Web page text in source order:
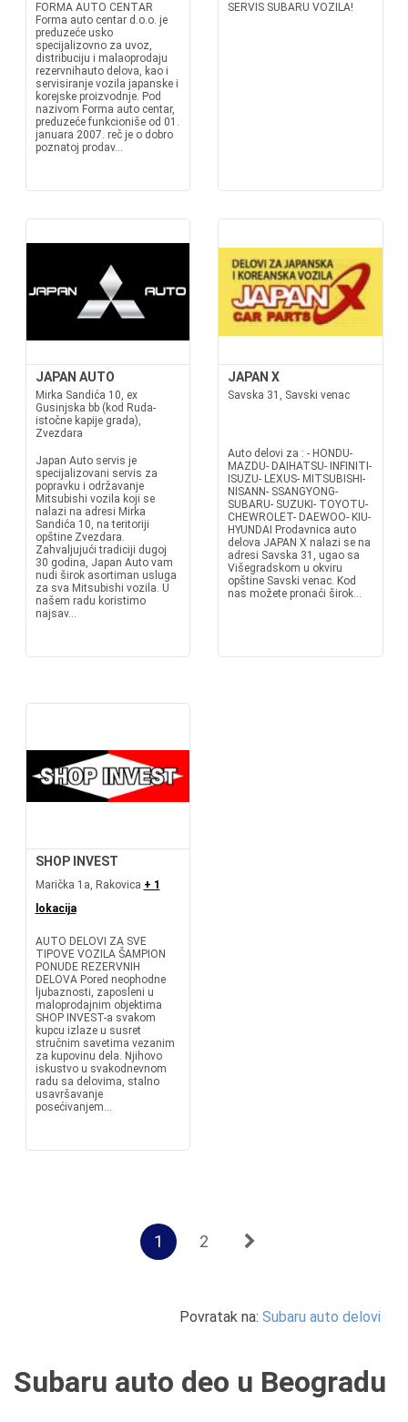
FORMA AUTO CENTAR
Forma auto centar d.o.o. je
preduzeće usko
specijalizovno za uvoz,
distribuciju i malaoprodaju
rezervnihauto delova, kao i
servisiranje vozila japanske i
korejske proizvodnje. Pod
nazivom Forma auto centar,
preduzeće funkcioniše od 01.
januara 2007. reč je o dobro
poznatoj prodav...
SERVIS SUBARU VOZILA!
JAPAN AUTO
Mirka Sandića 10, ex
Gusinjska bb (kod Ruda-
istočne kapije grada),
Zvezdara
Japan Auto servis je
specijalizovani servis za
popravku i održavanje
Mitsubishi vozila koji se
nalazi na adresi Mirka
Sandića 10, na teritoriji
opštine Zvezdara.
Zahvaljujući tradiciji dugoj
30 godina, Japan Auto vam
nudi širok asortiman usluga
za sva Mitsubishi vozila. U
našem radu koristimo
najsav...
JAPAN X
Savska 31, Savski venac
Auto delovi za : - HONDU-
MAZDU- DAIHATSU- INFINITI-
ISUZU- LEXUS- MITSUBISHI-
NISANN- SSANGYONG-
SUBARU- SUZUKI- TOYOTU-
CHEWROLET- DAEWOO- KIU-
HYUNDAI Prodavnica auto
delova JAPAN X nalazi se na
adresi Savska 31, ugao sa
Višegradskom u okviru
opštine Savski venac. Kod
nas možete pronaći širok...
SHOP INVEST
Marička 1a, Rakovica + 1
lokacija
AUTO DELOVI ZA SVE
TIPOVE VOZILA ŠAMPION
PONUDE REZERVNIH
DELOVA Pored neophodne
ljubaznosti, zaposleni u
maloprodajnim objektima
SHOP INVEST-a svakom
kupcu izlaze u susret
stručnim savetima vezanim
za kupovinu dela. Njihovo
iskustvo u svakodnevnom
radu sa delovima, stalno
usavršavanje
posećivanjem...
1 2
Povratak na: Subaru auto delovi
Subaru auto deo u Beogradu